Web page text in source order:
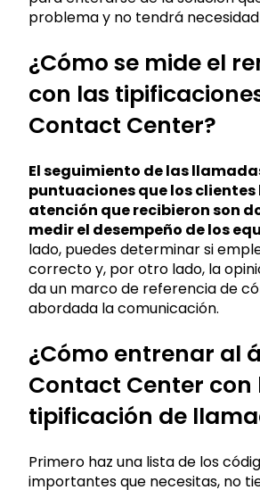
problema y no tendrá
¿Cómo se mide el
con las
Contact Center?
El seguimiento de las
puntuaciones que los clientes
atención que recibieron son
medir el desempeño de los
lado, puedes determinar si
correcto y, por otro lado, la
da un marco de referencia de
abordada la comunicación.
¿Cómo entrenar al
Contact Center con
tipificación de
Primero haz una lista de los
importantes que necesitas, no